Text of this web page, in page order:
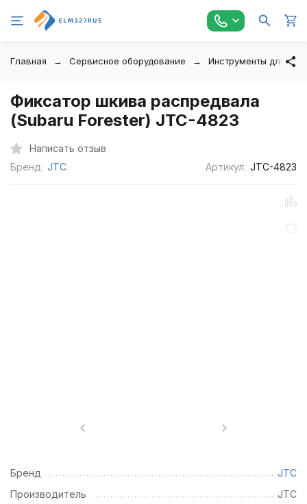
Главная Сервисное оборудование Инструменты для
Фиксатор шкива распредвала
(Subaru Forester) JTC-4823
Написать отзыв
Бренд: JTC Артикул: JTC-4823
Бренд
JTC
Производитель
JTC